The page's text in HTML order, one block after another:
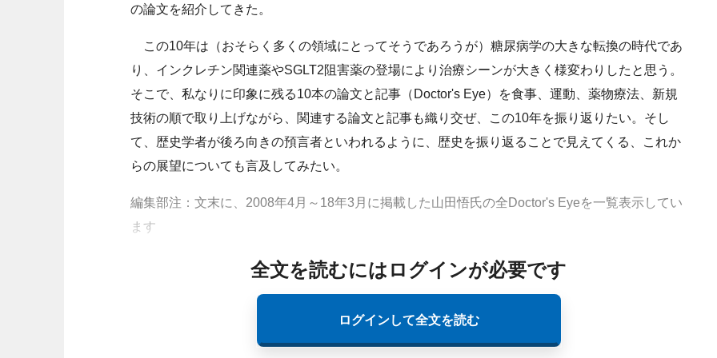
の論文を紹介してきた。
この10年は（おそらく多くの領域にとってそうであろうが）糖尿病学の大きな転換の時代であ
り、インクレチン関連薬やSGLT2阻害薬の登場により治療シーンが大きく様変わりしたと思う。
そこで、私なりに印象に残る10本の論文と記事（Doctor's Eye）を食事、運動、薬物療法、新規
技術の順で取り上げながら、関連する論文と記事も織り交ぜ、この10年を振り返りたい。そし
て、歴史学者が後ろ向きの預言者といわれるように、歴史を振り返ることで見えてくる、これか
らの展望についても言及してみたい。
編集部注：文末に、2008年4月～18年3月に掲載した山田悟氏の全Doctor's Eyeを一覧表示してい
ます
全文を読むにはログインが必要です
ログインして全文を読む